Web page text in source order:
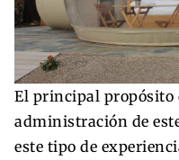
El principal propósito
administración de
este tipo de